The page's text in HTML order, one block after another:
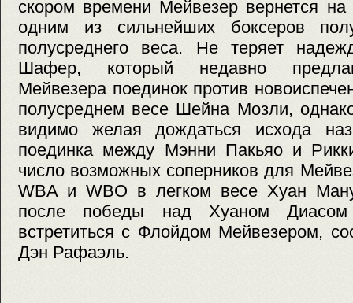
скором времени Мейвезер вернется
одним из сильнейших боксеров
полусреднего веса. Не теряет
Шафер, который недавно
Мейвезера поединок против
полусреднем весе Шейна Мозли,
видимо желая дождаться исхода
поединка между Мэнни Пакьяо и
число возможных соперников для
WBA и WBO в легком весе Хуан
после победы над Хуаном
встретиться с Флойдом Мейвезером,
Дэн Рафаэль.